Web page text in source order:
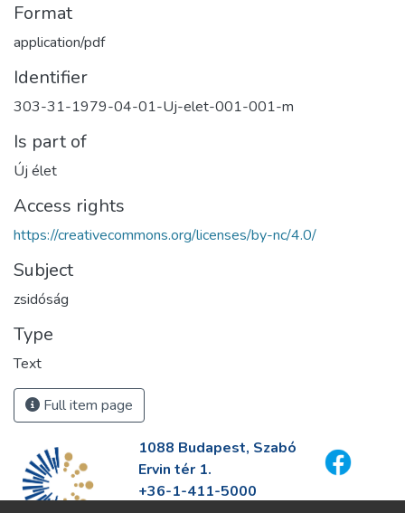
Format
application/pdf
Identifier
303-31-1979-04-01-Uj-elet-001-001-m
Is part of
Új élet
Access rights
https://creativecommons.org/licenses/by-nc/4.0/
Subject
zsidóság
Type
Text
Full item page
1088 Budapest, Szabó
Ervin tér 1.
+36-1-411-5000